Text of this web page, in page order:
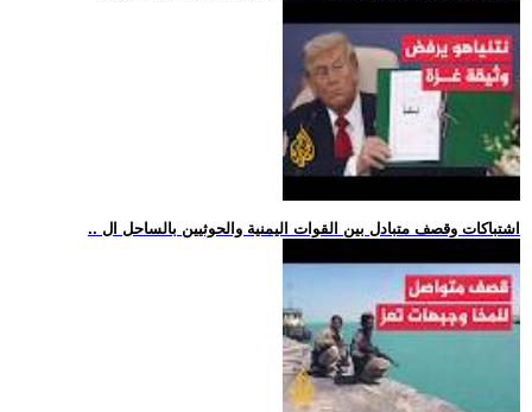
.. اشتباكات وقصف متبادل بين القوات اليمنية والحوثيين بالساحل ال